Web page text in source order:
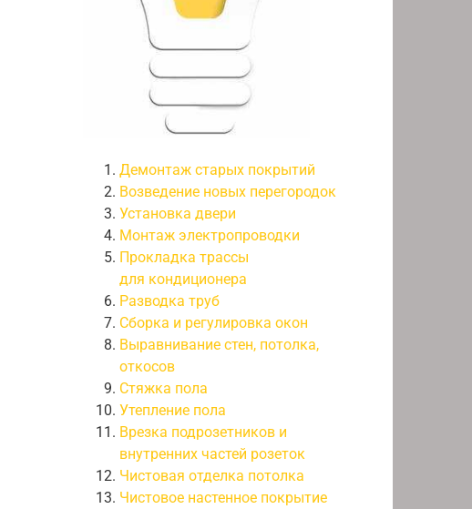
Демонтаж старых покрытий
Возведение новых перегородок
Установка двери
Монтаж электропроводки
Прокладка трассы
для кондиционера
Разводка труб
Сборка и регулировка окон
Выравнивание стен, потолка,
откосов
Стяжка пола
Утепление пола
Врезка подрозетников и
внутренних частей розеток
Чистовая отделка потолка
Чистовое настенное покрытие